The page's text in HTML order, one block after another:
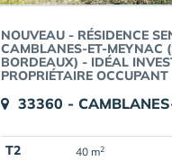
NOUVEAU - RÉSIDENCE
CAMBLANES-ET-MEYNAC
BORDEAUX) - IDÉAL
PROPRIÉTAIRE OCCUPANT
33360 -
T2 40 m2